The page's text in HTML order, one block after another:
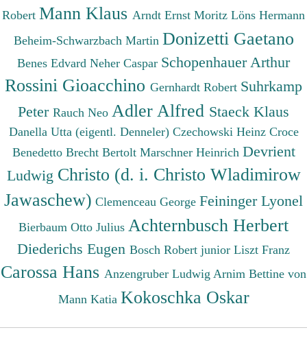
Robert Mann Klaus Arndt Ernst Moritz Löns Hermann
Beheim-Schwarzbach Martin Donizetti Gaetano
Benes Edvard Neher Caspar Schopenhauer Arthur
Rossini Gioacchino Gernhardt Robert Suhrkamp
Peter Rauch Neo Adler Alfred Staeck Klaus
Danella Utta (eigentl. Denneler) Czechowski Heinz Croce
Benedetto Brecht Bertolt Marschner Heinrich Devrient
Ludwig Christo (d. i. Christo Wladimirow
Jawaschew) Clemenceau George Feininger Lyonel
Bierbaum Otto Julius Achternbusch Herbert
Diederichs Eugen Bosch Robert junior Liszt Franz
Carossa Hans Anzengruber Ludwig Arnim Bettine von
Mann Katia Kokoschka Oskar